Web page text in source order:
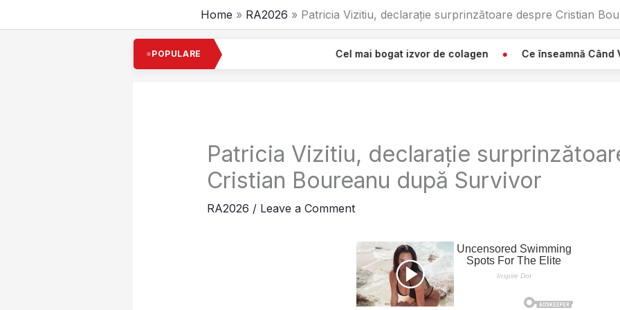
to
Home RA2026 Patricia Vizitiu, declarație surprinzătoare despre Cristian
POPULARE Cel mai bogat izvor de colagen Ce înseamnă Când Vezi O Pânză
Patricia Vizitiu, declarație
Cristian Boureanu după Survivor
RA2026 / Leave a Comment